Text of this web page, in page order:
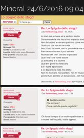
Mineral 24/6/2016 09:04